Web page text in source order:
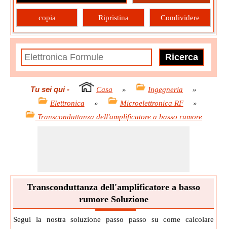
copia Ripristina Condividere
Tu sei qui- Casa » Ingegneria
»
Elettronica
» Microelettronica RF
»
Transconduttanza dell'amplificatore a basso rumore
Transconduttanza dell'amplificatore a basso
rumore Soluzione
Segui la nostra soluzione passo passo su come calcolare